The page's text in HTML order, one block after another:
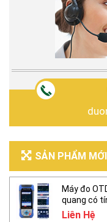
SẢN PHẨM MỚI
Máy đo
quang có
Liên Hệ